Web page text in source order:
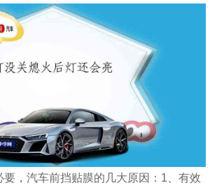
要，汽车前挡贴膜的几大原因：1、有效